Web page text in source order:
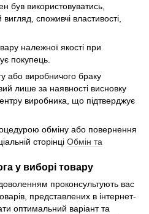
був використовуватись,
споживчі властивості,
належної якості при
покупець.
або виробничого браку
лише за наявності висновку
виробника, що підтверджує
обміну або повернення
сторінці Обмін та
у виборі товару
проконсультують вас
представлених в інтернет-
оптимальний варіант та